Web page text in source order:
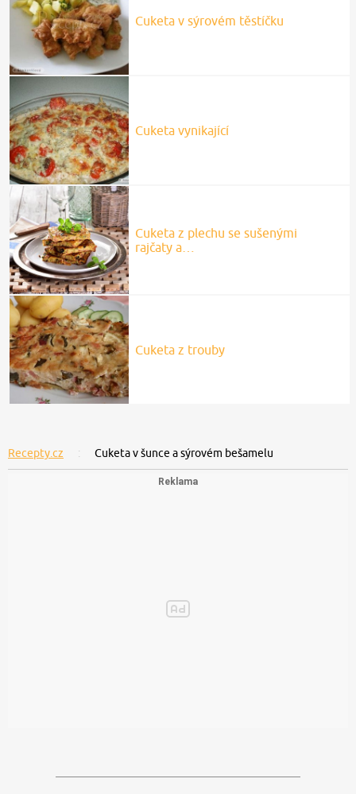
Cuketa v sýrovém těstíčku
Cuketa vynikající
Cuketa z plechu se sušenými
rajčaty a…
Cuketa z trouby
Recepty.cz Cuketa v šunce a sýrovém bešamelu